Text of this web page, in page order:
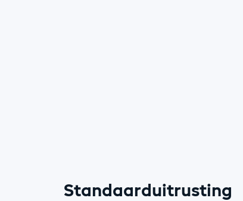
Standaarduitrusting